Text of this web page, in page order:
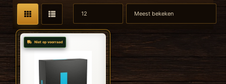
Niet op voorraad